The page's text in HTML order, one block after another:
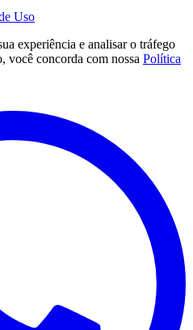
Uso
experiência e analisar o tráfego
você concorda com nossa Política